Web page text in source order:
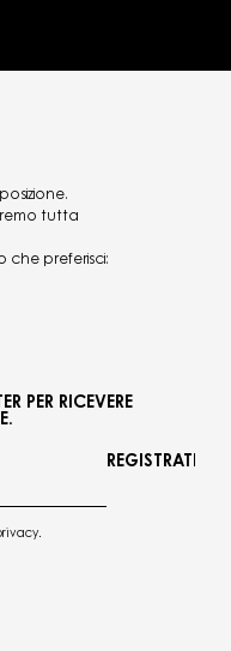
tutta
che preferisci:
PER RICEVERE
REGISTRATI